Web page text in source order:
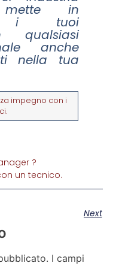
in
i tuoi
qualsiasi
anche
nella tua
impegno con i
?
un tecnico.
Next
I campi